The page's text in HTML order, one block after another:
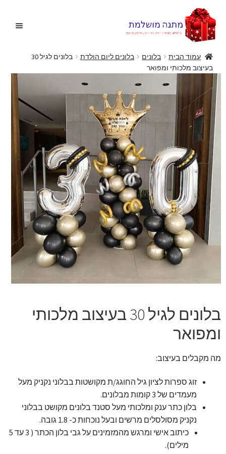
דלג
לניווט
לדלג
לתוכן
בית
בלונים
הרחב
הילד
הצעות נישואין
מתנות מקוריות
הרחב
את
מתנות ליולדת
פרחים
זר מתוק
בלונים בראשון לציון
תשלום
עמוד הבית בלונים בלונים ליום הולדת
בלונים לגיל 30
בעיצוב מלכותי ומפואר
בלונים לגיל 30 בעיצוב מלכותי
ומפואר
מה מקבלים בעיצוב:
זוג ספרות לציון גיל החוגג/ת מקושטות בבלוני נקניק מעל
מעמדים של 3 קומות מבלונים.
בלון כתר ענק ומלכותי מעל סטנד בלונים מקושט בבלוני
נקניק מסולסלים מרשים ובעל נוכחות כ- 1.8 גובה.
כיתוב אישי ומרגש מהמזמינים על גבי בלון הכתר ( 3 עד 5
מילים).